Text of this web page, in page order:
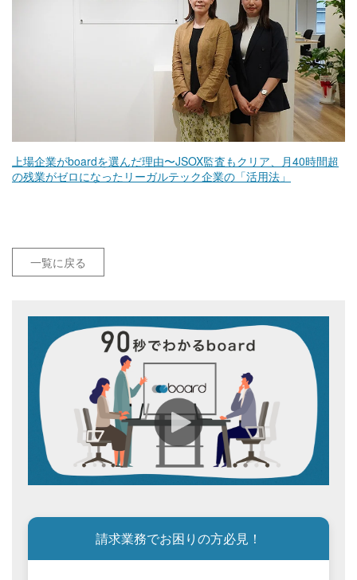
上場企業がboardを選んだ理由〜JSOX監査もクリア、月40時間超
の残業がゼロになったリーガルテック企業の「活用法」
一覧に戻る
請求業務でお困りの方必見！